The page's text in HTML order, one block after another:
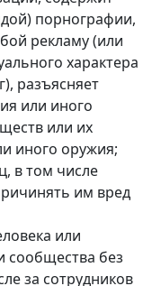
порнографии,
рекламу (или
характера
разъясняет
или иного
или их
иного оружия;
в том числе
им вред
или
сообщества без
за сотрудников